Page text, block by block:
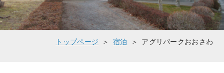
トップページ 宿泊 アグリパークおおさわ